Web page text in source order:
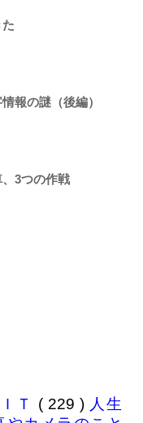
報の謎（後編）
3つの作戦
Ｔ ( 229 ) 人生